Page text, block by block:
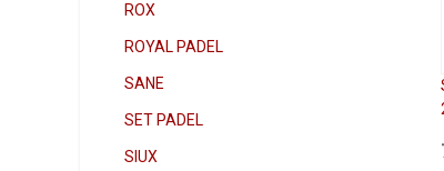
ROX
ROYAL PADEL
SANE
SET PADEL
SIUX